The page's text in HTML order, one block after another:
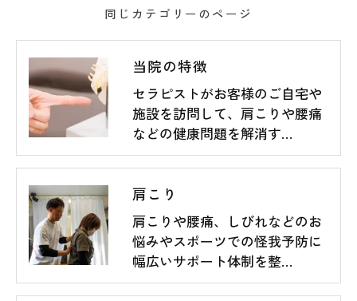
同じカテゴリーのページ
当院の特徴
セラピストがお客様のご自宅や
施設を訪問して、肩こりや腰痛
などの健康問題を解消す…
肩こり
肩こりや腰痛、しびれなどのお
悩みやスポーツでの怪我予防に
幅広いサポート体制を整…